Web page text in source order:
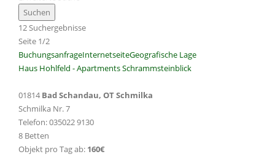
12 Suchergebnisse
Seite 1/2
BuchungsanfrageInternetseiteGeografische Lage
Haus Hohlfeld - Apartments Schrammsteinblick
01814 Bad Schandau, OT Schmilka
Schmilka Nr. 7
Telefon: 035022 9130
8 Betten
Objekt pro Tag ab: 160€